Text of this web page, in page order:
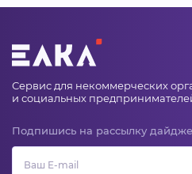
Сервис для некоммерческих
и социальных
Подпишись на рассылку